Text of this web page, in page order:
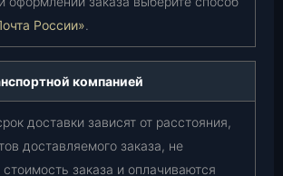
России».
компанией
доставки зависят от расстояния,
доставляемого заказа, не
заказа и оплачиваются